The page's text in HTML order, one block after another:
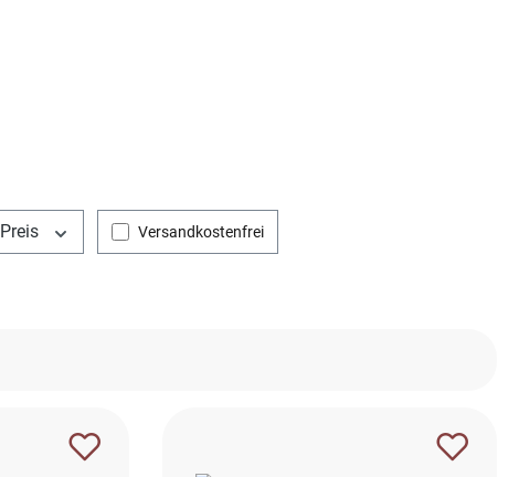
Preis Filter hinzufügen: Versandkostenfrei
Versandkostenfrei